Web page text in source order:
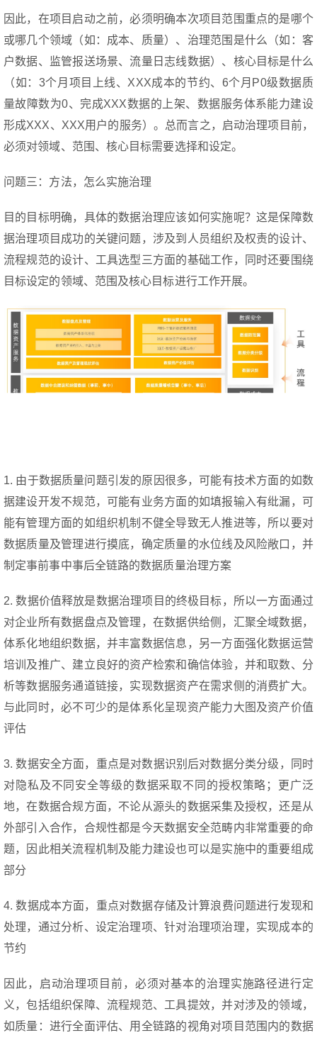
因此，在项目启动之前，必须明确本次项目范围重点的是哪个
或哪几个领域（如：成本、质量）、治理范围是什么（如：客
户数据、监管报送场景、流量日志线数据）、核心目标是什么
（如：3个月项目上线、XXX成本的节约、6个月P0级数据质
量故障数为0、完成XXX数据的上架、数据服务体系能力建设
形成XXX、XXX用户的服务）。总而言之，启动治理项目前，
必须对领域、范围、核心目标需要选择和设定。
问题三：方法，怎么实施治理
目的目标明确，具体的数据治理应该如何实施呢？这是保障数
据治理项目成功的关键问题，涉及到人员组织及权责的设计、
流程规范的设计、工具选型三方面的基础工作，同时还要围绕
目标设定的领域、范围及核心目标进行工作开展。
1. 由于数据质量问题引发的原因很多，可能有技术方面的如数
据建设开发不规范，可能有业务方面的如填报输入有纰漏，可
能有管理方面的如组织机制不健全导致无人推进等，所以要对
数据质量及管理进行摸底，确定质量的水位线及风险敞口，并
制定事前事中事后全链路的数据质量治理方案
2. 数据价值释放是数据治理项目的终极目标，所以一方面通过
对企业所有数据盘点及管理，在数据供给侧，汇聚全域数据，
体系化地组织数据，并丰富数据信息，另一方面强化数据运营
培训及推广、建立良好的资产检索和确信体验，并和取数、分
析等数据服务通道链接，实现数据资产在需求侧的消费扩大。
与此同时，必不可少的是体系化呈现资产能力大图及资产价值
评估
3. 数据安全方面，重点是对数据识别后对数据分类分级，同时
对隐私及不同安全等级的数据采取不同的授权策略；更广泛
地，在数据合规方面，不论从源头的数据采集及授权，还是从
外部引入合作，合规性都是今天数据安全范畴内非常重要的命
题，因此相关流程机制及能力建设也可以是实施中的重要组成
部分
4. 数据成本方面，重点对数据存储及计算浪费问题进行发现和
处理，通过分析、设定治理项、针对治理项治理，实现成本的
节约
因此，启动治理项目前，必须对基本的治理实施路径进行定
义，包括组织保障、流程规范、工具提效，并对涉及的领域，
如质量：进行全面评估、用全链路的视角对项目范围内的数据